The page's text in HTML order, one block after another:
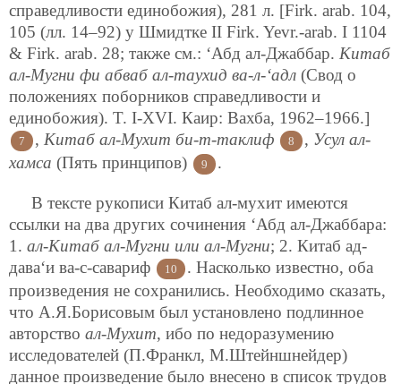
справедливости единобожия), 281 л. [Firk. аrab. 104,
105 (лл. 14–92) у Шмидтке II Firk. Yevr.-arab. I 1104
& Firk. аrab. 28; также см.: ‘Абд ал-Джаббар. Китаб
ал-Мугни фи абваб ал-таухид ва-л-‘адл (Свод о
положениях поборников справедливости и
единобожия). T. I-XVI. Каир: Вахба, 1962–1966.]
7 , Китаб ал-Мухит би-т-таклиф 8 , Усул ал-
хамса (Пять принципов) 9 .
В тексте рукописи Китаб ал-мухит имеются
ссылки на два других сочинения ‘Абд ал-Джаббара:
1. ал-Китаб ал-Мугни или ал-Мугни; 2. Китаб ад-
дава‘и ва-с-савариф
10
. Насколько известно, оба
произведения не сохранились. Необходимо сказать,
что А.Я.Борисовым был установлено подлинное
авторство ал-Мухит, ибо по недоразумению
исследователей (П.Франкл, М.Штейншнейдер)
данное произведение было внесено в список трудов